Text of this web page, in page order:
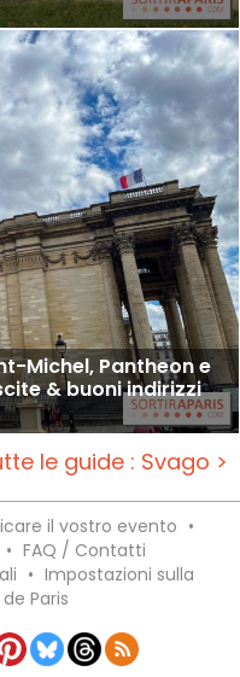
Michel, Pantheon e
& buoni indirizzi
le guide : Svago >
il vostro evento •
• FAQ / Contatti
• Impostazioni sulla
Paris